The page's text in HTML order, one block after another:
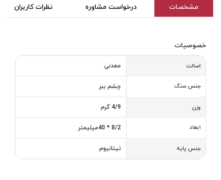
مشخصات درخواست مشاوره نظرات کاربران
خصوصیات
اصالت معدنی
جنس سنگ چشم ببر
وزن 4/9 گرم
ابعاد 8/2 * 40میلیمتر
جنس پایه تیتانیوم